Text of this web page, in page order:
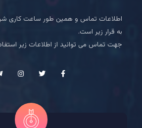
اطلاعات تماس و همین طور ساعت کاری
به قرار زیر است.
جهت تماس می توانید از اطلاعات زیر